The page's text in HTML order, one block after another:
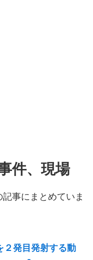
件、現場
事にまとめていま
２発目発射する動